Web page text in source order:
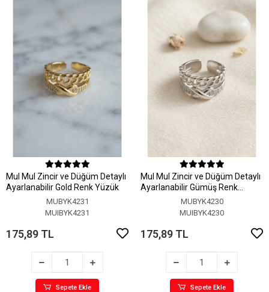
MuI MuI Zincir ve Düğüm Detaylı
Ayarlanabilir Gold Renk Yüzük
MUBYK4231
MUIBYK4231
175,89 TL
Sepete Ekle
MuI MuI Zincir ve Düğüm Detaylı
Ayarlanabilir Gümüş Renk
MUBYK4230
MUIBYK4230
175,89 TL
Sepete Ekle